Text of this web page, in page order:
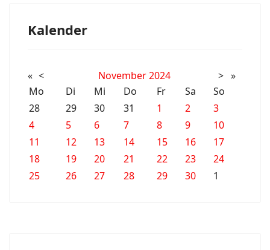
Kalender
« < November2024 > »
Mo
Di Mi Do Fr Sa
So
28
29 30 31 1 2
3
4
5 6 7 8 9
10
11
12 13 14 15 16
17
18
19 20 21 22 23
24
25
26 27 28 29 30 1